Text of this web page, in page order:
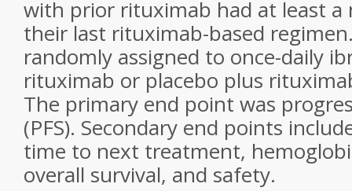
with prior rituximab had at least a
their last rituximab-based
randomly assigned to once-daily
rituximab or placebo plus
The primary end point was
(PFS). Secondary end points
time to next treatment,
overall survival, and safety.